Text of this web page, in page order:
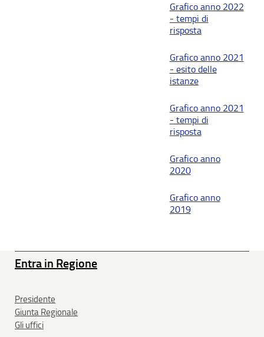
Grafico anno 2022
- tempi di
risposta
Grafico anno 2021
- esito delle
istanze
Grafico anno 2021
- tempi di
risposta
Grafico anno
2020
Grafico anno
2019
Entra in Regione
Presidente
Giunta Regionale
Gli uffici